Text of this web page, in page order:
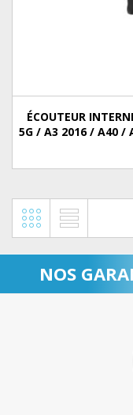
ÉCOUTEUR
5G / A3 2016 / A40 /
NOS